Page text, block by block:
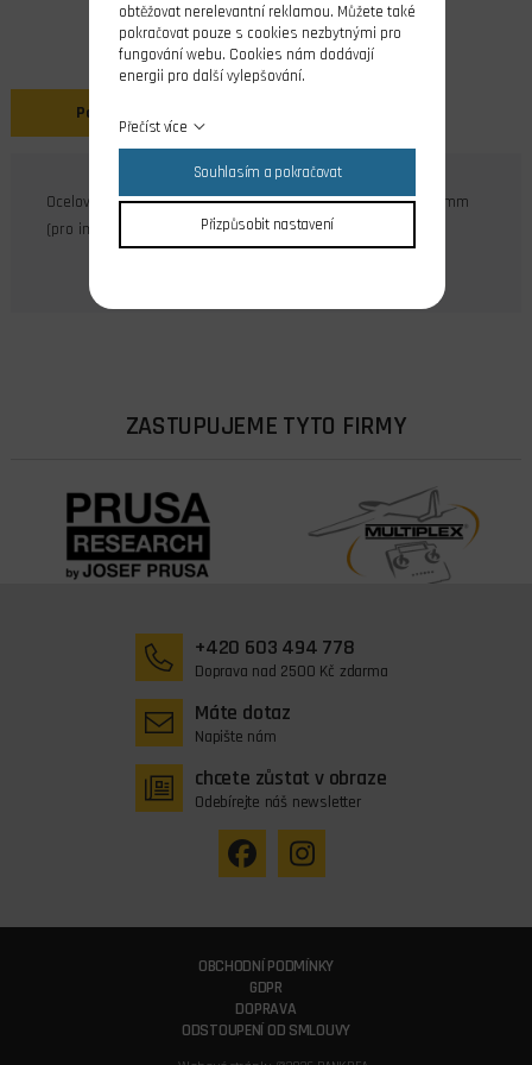
Popis
Ocelové zušlechtěné imbus klíče o rozměru šestihranu 1,5 mm
(pro imbus šrouby M2), DIN 911, povrchová úprava černění.
ZASTUPUJEME TYTO FIRMY
+420 603 494 778
Doprava nad 2500 Kč zdarma
Máte dotaz
Napište nám
chcete zůstat v obraze
Odebírejte náš newsletter
OBCHODNÍ PODMÍNKY
GDPR
DOPRAVA
ODSTOUPENÍ OD SMLOUVY
obtěžovat nerelevantní reklamou. Můžete také
pokračovat pouze s cookies nezbytnými pro
fungování webu. Cookies nám dodávají
energii pro další vylepšování.
Přečíst více
Souhlasím a pokračovat
Přizpůsobit nastavení